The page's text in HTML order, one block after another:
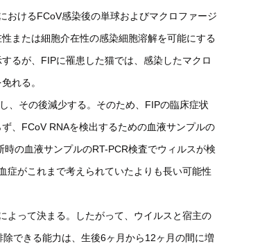
おけるFCoV感染後の単球およびマクロファージ
または細胞介在性の感染細胞溶解を可能にする
るが、FIPに罹患した猫では、感染したマクロ
れる。
、その後減少する。そのため、FIPの臨床症状
、FCoV RNAを検出するための血液サンプルの
の血液サンプルのRT-PCR検査でウィルスが検
症がこれまで考えられていたよりも長い可能性
よって決まる。したがって、ウイルスと宿主の
できる能力は、生後6ヶ月から12ヶ月の間に増